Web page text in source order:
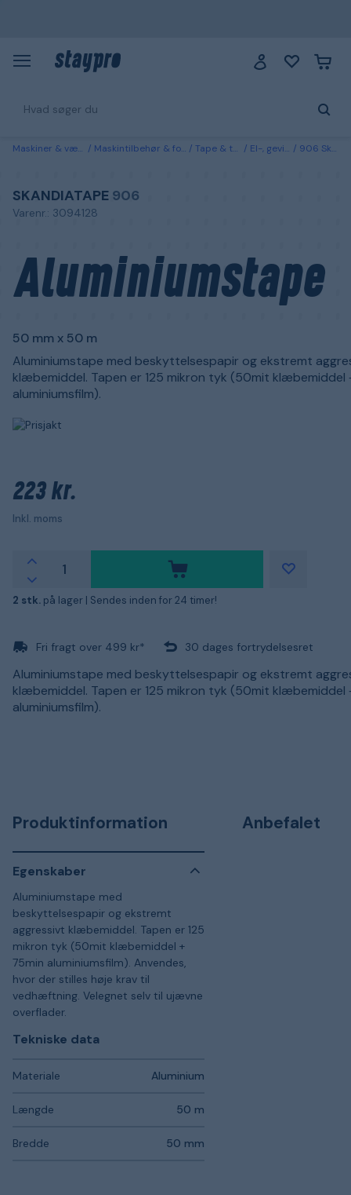
Maskiner & værktøj Maskintilbehør & forbrugsvarer Tape & tætningslister El-, gevind- & isoleringstape 906 Skandiatape Aluminiumstape 50 mm x 50 m
SKANDIATAPE 906
Varenr.: 3094128
Aluminiumstape
50 mm x 50 m
Aluminiumstape med beskyttelsespapir og ekstremt
klæbemiddel. Tapen er 125 mikron tyk (50mit klæbemiddel
aluminiumsfilm).
223 kr.
Inkl. moms
2 stk. på lager | Sendes inden for 24 timer!
Fri fragt over 499 kr* 30 dages fortrydelsesret
Aluminiumstape med beskyttelsespapir og ekstremt
klæbemiddel. Tapen er 125 mikron tyk (50mit klæbemiddel
aluminiumsfilm).
Produktinformation
Egenskaber
Aluminiumstape med
beskyttelsespapir og ekstremt
aggressivt klæbemiddel. Tapen er 125
mikron tyk (50mit klæbemiddel +
75min aluminiumsfilm). Anvendes,
hvor der stilles høje krav til
vedhæftning. Velegnet selv til ujævne
overflader.
Tekniske data
Materiale Aluminium
Længde 50 m
Bredde 50 mm
Anbefalet